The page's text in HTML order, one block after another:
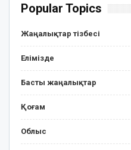
Popular Topics
Жаңалықтар тізбесі
Елімізде
Басты жаңалықтар
Қоғам
Облыс